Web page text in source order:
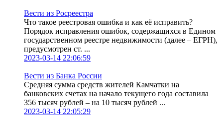
Вести из Росреестра
Что такое реестровая ошибка и как её исправить?
Порядок исправления ошибок, содержащихся в Едином
государственном реестре недвижимости (далее – ЕГРН),
предусмотрен ст. ...
2023-03-14 22:06:59
Вести из Банка России
Средняя сумма средств жителей Камчатки на
банковских счетах на начало текущего года составила
356 тысяч рублей – на 10 тысяч рублей ...
2023-03-14 22:05:29